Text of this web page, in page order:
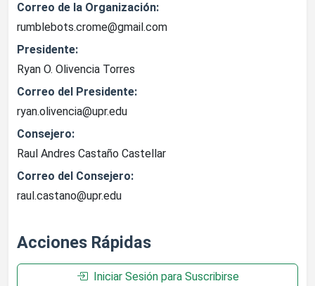
Correo de la Organización:
rumblebots.crome@gmail.com
Presidente:
Ryan O. Olivencia Torres
Correo del Presidente:
ryan.olivencia@upr.edu
Consejero:
Raul Andres Castaño Castellar
Correo del Consejero:
raul.castano@upr.edu
Acciones Rápidas
Iniciar Sesión para Suscribirse